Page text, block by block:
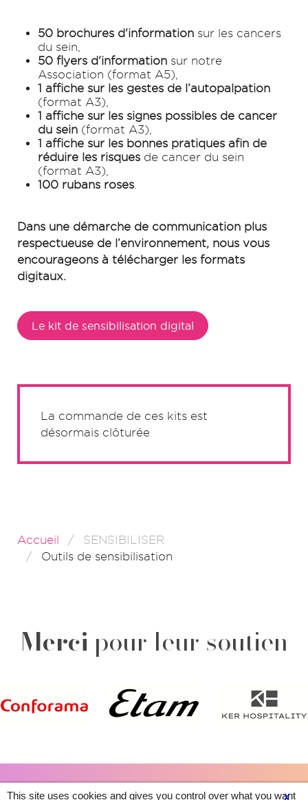
50 brochures d'information sur les cancers
du sein,
50 flyers d'information sur notre
Association (format A5),
1 affiche sur les gestes de l’autopalpation
(format A3),
1 affiche sur les signes possibles de cancer
du sein (format A3),
1 affiche sur les bonnes pratiques afin de
réduire les risques de cancer du sein
(format A3),
100 rubans roses
Dans une démarche de communication plus
respectueuse de l’environnement, nous vous
encourageons à télécharger les formats
digitaux.
Le kit de sensibilisation digital
La commande de ces kits est
désormais clôturée
Accueil
SENSIBILISER
Outils de sensibilisation
Merci pour leur soutien
X
This site uses cookies and gives you control over what you want